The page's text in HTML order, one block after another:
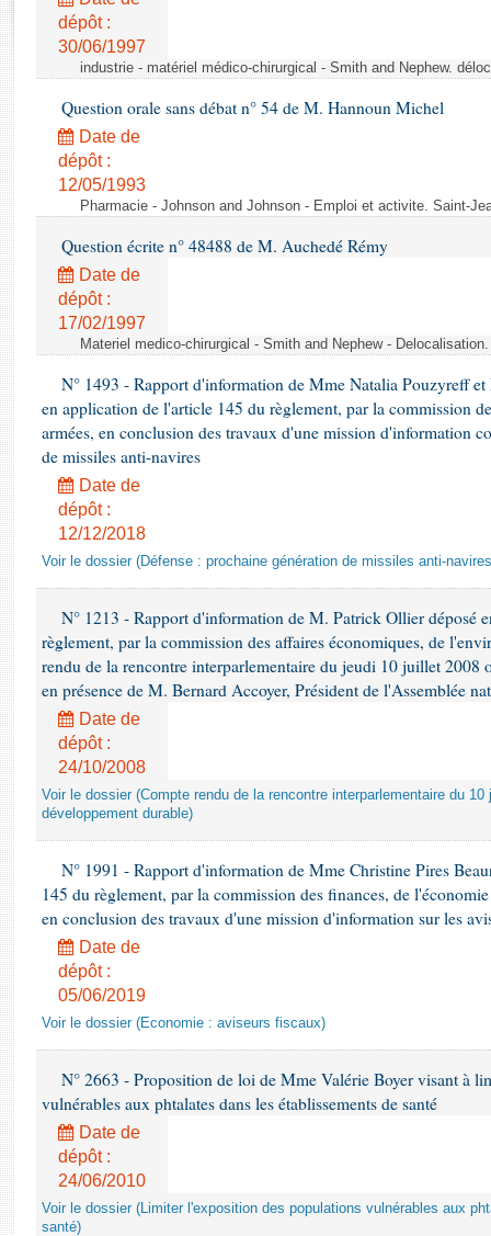
Rapports d'enquête
Rapports législatifs
Dossiers législatifs
Budget et sécurité sociale
Questions écrites et orales
dépôt :
30/06/1997
industrie - matériel médico-chirurgical - Smith and Nephew.
Question orale sans débat n° 54 de M. Hannoun Michel
Date de
dépôt :
12/05/1993
Pharmacie - Johnson and Johnson - Emploi et activite. Saint-
Question écrite n° 48488 de M. Auchedé Rémy
Date de
dépôt :
17/02/1997
Materiel medico-chirurgical - Smith and Nephew -
N° 1493 - Rapport d'information de Mme Natalia Pouzyreff
en application de l'article 145 du règlement, par la commission
armées, en conclusion des travaux d'une mission d'information
de missiles anti-navires
Date de
dépôt :
12/12/2018
Voir le dossier (Défense : prochaine génération de missiles anti-
N° 1213 - Rapport d'information de M. Patrick Ollier déposé
règlement, par la commission des affaires économiques, de
rendu de la rencontre interparlementaire du jeudi 10 juillet 2008
en présence de M. Bernard Accoyer, Président de l'Assemblée
Date de
dépôt :
24/10/2008
Voir le dossier (Compte rendu de la rencontre interparlementaire du
développement durable)
N° 1991 - Rapport d'information de Mme Christine Pires
145 du règlement, par la commission des finances, de
en conclusion des travaux d'une mission d'information sur les
Date de
dépôt :
05/06/2019
Voir le dossier (Economie : aviseurs fiscaux)
N° 2663 - Proposition de loi de Mme Valérie Boyer visant à
vulnérables aux phtalates dans les établissements de santé
Date de
dépôt :
24/06/2010
Voir le dossier (Limiter l'exposition des populations vulnérables aux
santé)